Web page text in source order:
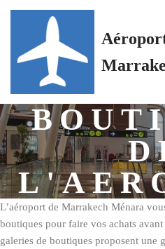
au
L’aéroport de Marrakech Ménara
boutiques pour faire vos achats
galeries de boutiques proposent une